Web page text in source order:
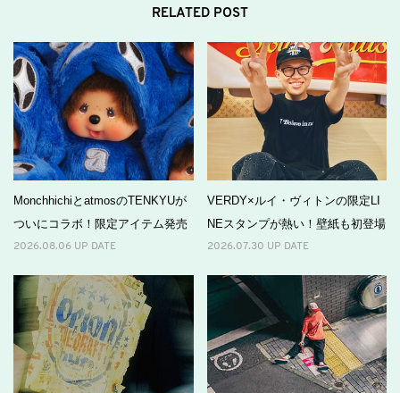
RELATED POST
MonchhichiとatmosのTENKYUが
ついにコラボ！限定アイテム発売
2026.08.06 UP DATE
VERDY×ルイ・ヴィトンの限定LI
NEスタンプが熱い！壁紙も初登場
2026.07.30 UP DATE